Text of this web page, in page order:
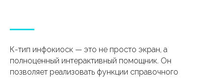
К-тип инфокиоск — это не просто экран, а
полноценный интерактивный помощник. Он
позволяет реализовать функции справочного